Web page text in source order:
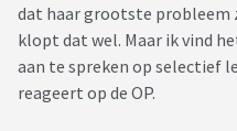
dat haar grootste probleem
klopt dat wel. Maar ik vind
aan te spreken op selectief
reageert op de OP.